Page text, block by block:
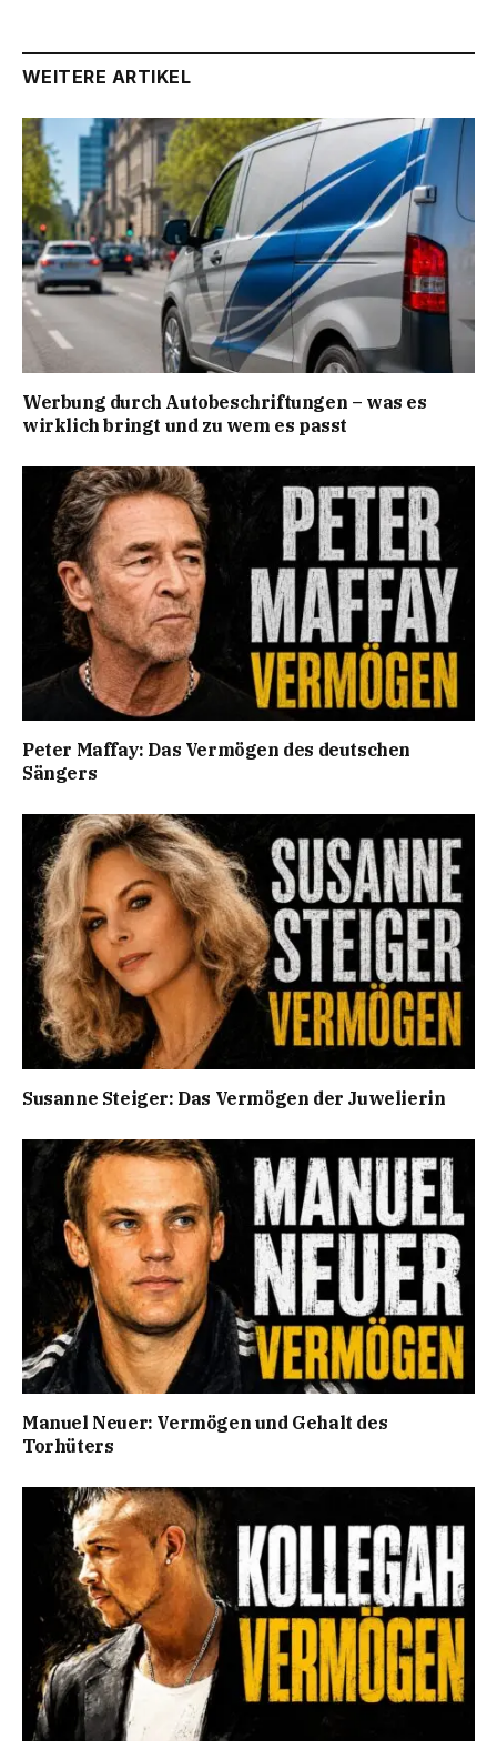
WEITERE ARTIKEL
Werbung durch Autobeschriftungen – was es
wirklich bringt und zu wem es passt
Peter Maffay: Das Vermögen des deutschen
Sängers
Susanne Steiger: Das Vermögen der Juwelierin
Manuel Neuer: Vermögen und Gehalt des
Torhüters